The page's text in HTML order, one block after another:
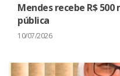
Mendes recebe R$
pública
10/07/2026